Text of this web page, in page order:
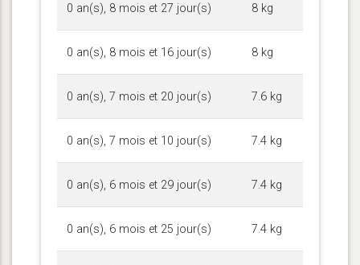
0 an(s), 8 mois et 27 jour(s) 8 kg
0 an(s), 8 mois et 16 jour(s) 8 kg
0 an(s), 7 mois et 20 jour(s) 7.6 kg
0 an(s), 7 mois et 10 jour(s) 7.4 kg
0 an(s), 6 mois et 29 jour(s) 7.4 kg
0 an(s), 6 mois et 25 jour(s) 7.4 kg